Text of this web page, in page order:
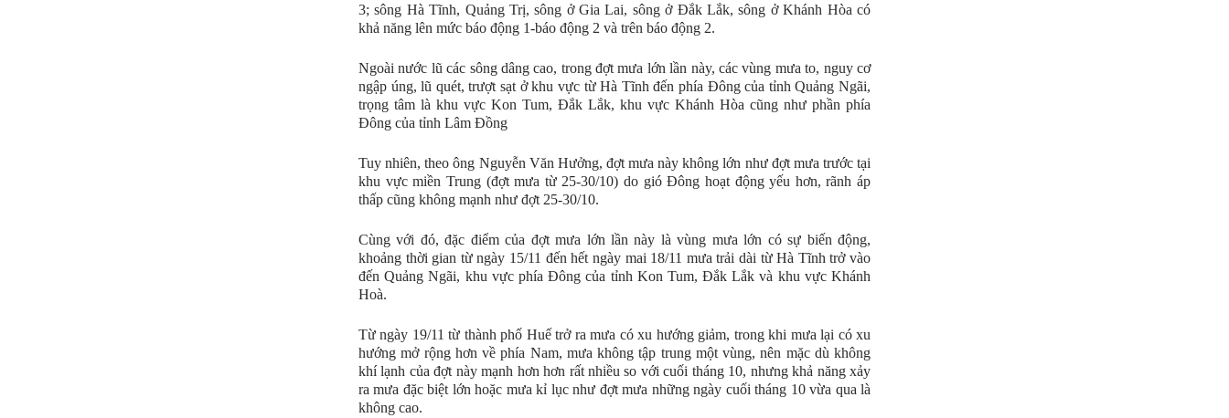
3; sông Hà Tĩnh, Quảng Trị, sông ở Gia Lai, sông ở Đắk Lắk, sông ở Khánh Hòa có
khả năng lên mức báo động 1-báo động 2 và trên báo động 2.
Ngoài nước lũ các sông dâng cao, trong đợt mưa lớn lần này, các vùng mưa to, nguy cơ
ngập úng, lũ quét, trượt sạt ở khu vực từ Hà Tĩnh đến phía Đông của tỉnh Quảng Ngãi,
trọng tâm là khu vực Kon Tum, Đắk Lắk, khu vực Khánh Hòa cũng như phần phía
Đông của tỉnh Lâm Đồng
Tuy nhiên, theo ông Nguyễn Văn Hưởng, đợt mưa này không lớn như đợt mưa trước tại
khu vực miền Trung (đợt mưa từ 25-30/10) do gió Đông hoạt động yếu hơn, rãnh áp
thấp cũng không mạnh như đợt 25-30/10.
Cùng với đó, đặc điểm của đợt mưa lớn lần này là vùng mưa lớn có sự biến động,
khoảng thời gian từ ngày 15/11 đến hết ngày mai 18/11 mưa trải dài từ Hà Tĩnh trở vào
đến Quảng Ngãi, khu vực phía Đông của tỉnh Kon Tum, Đắk Lắk và khu vực Khánh
Hoà.
Từ ngày 19/11 từ thành phố Huế trở ra mưa có xu hướng giảm, trong khi mưa lại có xu
hướng mở rộng hơn về phía Nam, mưa không tập trung một vùng, nên mặc dù không
khí lạnh của đợt này mạnh hơn hơn rất nhiều so với cuối tháng 10, nhưng khả năng xảy
ra mưa đặc biệt lớn hoặc mưa kỉ lục như đợt mưa những ngày cuối tháng 10 vừa qua là
không cao.